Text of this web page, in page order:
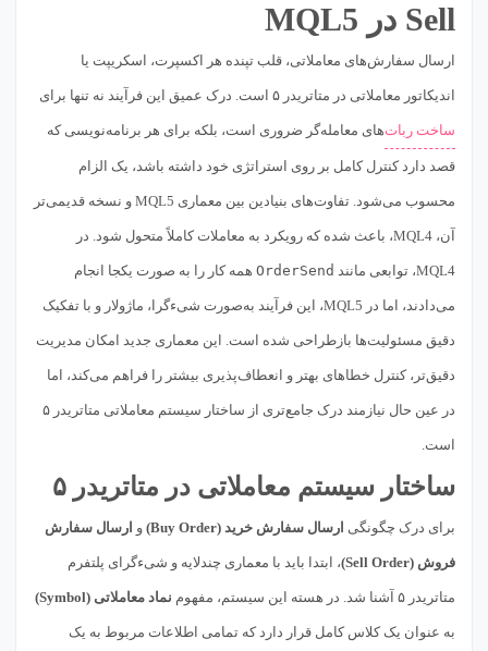
Sell در MQL5
ارسال سفارش‌های معاملاتی، قلب تپنده هر اکسپرت، اسکریپت یا
اندیکاتور معاملاتی در متاتریدر ۵ است. درک عمیق این فرآیند نه تنها برای
ساخت ربات‌های معامله‌گر ضروری است، بلکه برای هر برنامه‌نویسی که
قصد دارد کنترل کامل بر روی استراتژی خود داشته باشد، یک الزام
محسوب می‌شود. تفاوت‌های بنیادین بین معماری MQL5 و نسخه قدیمی‌تر
آن، MQL4، باعث شده که رویکرد به معاملات کاملاً متحول شود. در
MQL4، توابعی مانند OrderSend همه کار را به صورت یکجا انجام
می‌دادند، اما در MQL5، این فرآیند به‌صورت شیءگرا، ماژولار و با تفکیک
دقیق مسئولیت‌ها بازطراحی شده است. این معماری جدید امکان مدیریت
دقیق‌تر، کنترل خطاهای بهتر و انعطاف‌پذیری بیشتر را فراهم می‌کند، اما
در عین حال نیازمند درک جامع‌تری از ساختار سیستم معاملاتی متاتریدر ۵
است.
ساختار سیستم معاملاتی در متاتریدر ۵
برای درک چگونگی ارسال سفارش خرید (Buy Order) و ارسال سفارش
فروش (Sell Order) ، ابتدا باید با معماری چندلایه و شیءگرای پلتفرم
متاتریدر ۵ آشنا شد. در هسته این سیستم، مفهوم نماد معاملاتی (Symbol)
به عنوان یک کلاس کامل قرار دارد که تمامی اطلاعات مربوط به یک